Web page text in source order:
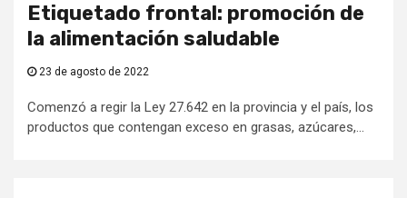
Etiquetado frontal: promoción de
la alimentación saludable
23 de agosto de 2022
Comenzó a regir la Ley 27.642 en la provincia y el país, los
productos que contengan exceso en grasas, azúcares,...